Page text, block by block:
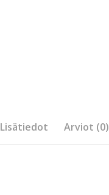
Lisätiedot Arviot (0)